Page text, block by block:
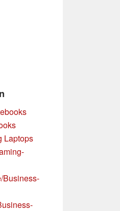
Laptops
Business-